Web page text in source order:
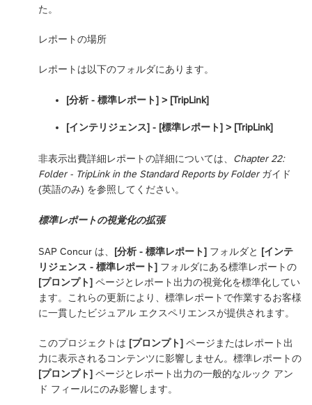
た。
レポートの場所
レポートは以下のフォルダにあります。
[分析 - 標準レポート] ‎> [TripLink]
[インテリジェンス] - [標準レポート] ‎> [TripLink]
非表示出費詳細レポートの詳細については、 Chapter 22:
Folder - TripLink in the Standard Reports by Folderガイド
(英語のみ) を参照してください。
標準レポートの視覚化の拡張
SAP Concur は、 [分析 - 標準レポート] フォルダと [インテ
リジェンス - 標準レポート] フォルダにある標準レポートの
[プロンプト] ページとレポート出力の視覚化を標準化してい
ます。これらの更新により、標準レポートで作業するお客様
に一貫したビジュアル エクスペリエンスが提供されます。
このプロジェクトは [プロンプト] ページまたはレポート出
力に表示されるコンテンツに影響しません。標準レポートの
[プロンプト] ページとレポート出力の一般的なルック アン
ド フィールにのみ影響します。